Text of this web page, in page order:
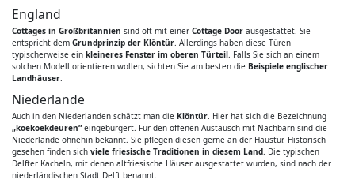
England
Cottages in Großbritannien sind oft mit einer Cottage Door ausgestattet. Sie
entspricht dem Grundprinzip der Klöntür. Allerdings haben diese Türen
typischerweise ein kleineres Fenster im oberen Türteil. Falls Sie sich an einem
solchen Modell orientieren wollen, sichten Sie am besten die Beispiele englischer
Landhäuser.
Niederlande
Auch in den Niederlanden schätzt man die Klöntür. Hier hat sich die Bezeichnung
„koekoekdeuren“eingebürgert. Für den offenen Austausch mit Nachbarn sind die
Niederlande ohnehin bekannt. Sie pflegen diesen gerne an der Haustür. Historisch
gesehen finden sich viele friesische Traditionen in diesem Land. Die typischen
Delfter Kacheln, mit denen altfriesische Häuser ausgestattet wurden, sind nach der
niederländischen Stadt Delft benannt.